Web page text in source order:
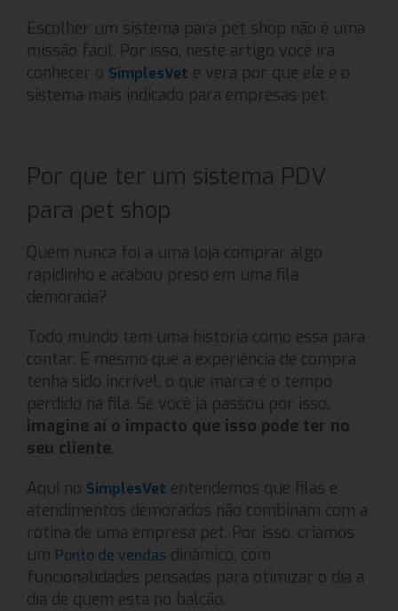
Escolher um sistema para pet shop não é uma
missão fácil. Por isso, neste artigo você irá
conhecer o SimplesVet e verá por que ele é o
sistema mais indicado para empresas pet.
Por que ter um sistema PDV
para pet shop
Quem nunca foi a uma loja comprar algo
rapidinho e acabou preso em uma fila
demorada?
Todo mundo tem uma história como essa para
contar. E mesmo que a experiência de compra
tenha sido incrível, o que marca é o tempo
perdido na fila. Se você já passou por isso,
imagine aí o impacto que isso pode ter no
seu cliente.
Aqui no SimplesVet entendemos que filas e
atendimentos demorados não combinam com a
rotina de uma empresa pet. Por isso, criamos
um Ponto de vendas dinâmico, com
funcionalidades pensadas para otimizar o dia a
dia de quem está no balcão.